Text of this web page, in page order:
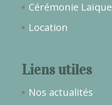
Cérémonie Laïque
Location
Liens utiles
Nos actualités